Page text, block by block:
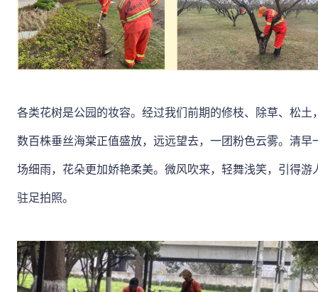
各类花树是公园的妆容。经过我们前期的修枝、除草、松土
数百株垂丝海棠正值盛放，远远望去，一团粉色云雾。清早
场细雨，花朵更加娇艳柔美。微风吹来，轻舞浅笑，引得游
驻足拍照。